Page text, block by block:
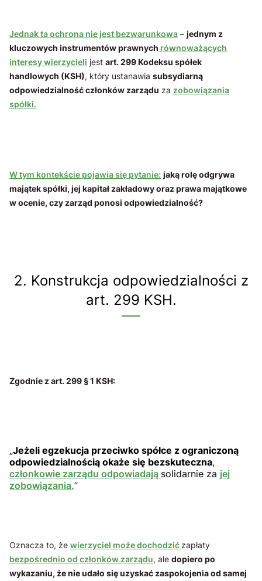
Jednak ta ochrona nie jest bezwarunkowa – jednym z
kluczowych instrumentów prawnych równoważących
interesy wierzycieli jest art. 299 Kodeksu spółek
handlowych (KSH), który ustanawia subsydiarną
odpowiedzialność członków zarządu za zobowiązania
spółki.
W tym kontekście pojawia się pytanie: jaką rolę odgrywa
majątek spółki, jej kapitał zakładowy oraz prawa majątkowe
w ocenie, czy zarząd ponosi odpowiedzialność?
2. Konstrukcja odpowiedzialności z
art. 299 KSH.
Zgodnie z art. 299 § 1 KSH:
„Jeżeli egzekucja przeciwko spółce z ograniczoną
odpowiedzialnością okaże się bezskuteczna,
członkowie zarządu odpowiadają solidarnie za jej
zobowiązania.”
Oznacza to, że wierzyciel może dochodzić zapłaty
bezpośrednio od członków zarządu, ale dopiero po
wykazaniu, że nie udało się uzyskać zaspokojenia od samej